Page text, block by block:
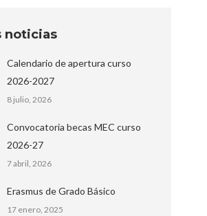
noticias
Calendario de apertura curso
2026-2027
8 julio, 2026
Convocatoria becas MEC curso
2026-27
7 abril, 2026
Erasmus de Grado Básico
17 enero, 2025